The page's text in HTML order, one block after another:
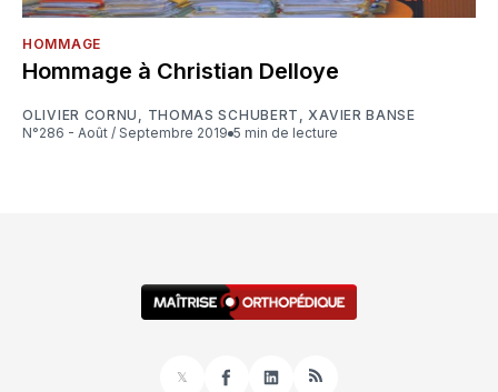
HOMMAGE
Hommage à Christian Delloye
OLIVIER CORNU , THOMAS SCHUBERT ,XAVIER BANSE
N°286 - Août / Septembre 2019
5 min de lecture
𝕏
FacebookLinkedInRSS